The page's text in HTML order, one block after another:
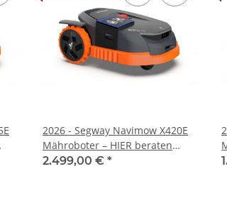
2026 - Segway Navimow X420E
Mähroboter – HIER beraten
lassen und bestellen
2.499,00 € *